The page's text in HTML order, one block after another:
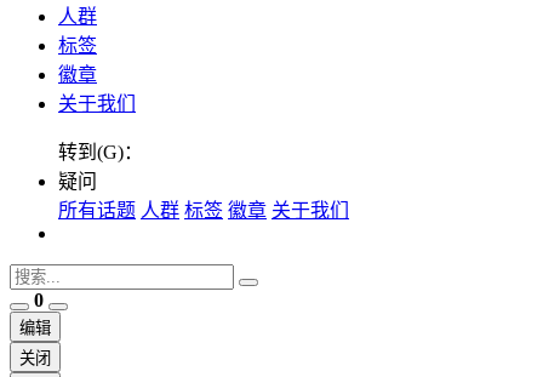
人群
标签
徽章
关于我们
转到(G)：
疑问
所有话题 人群 标签 徽章 关于我们
0
编辑
关闭